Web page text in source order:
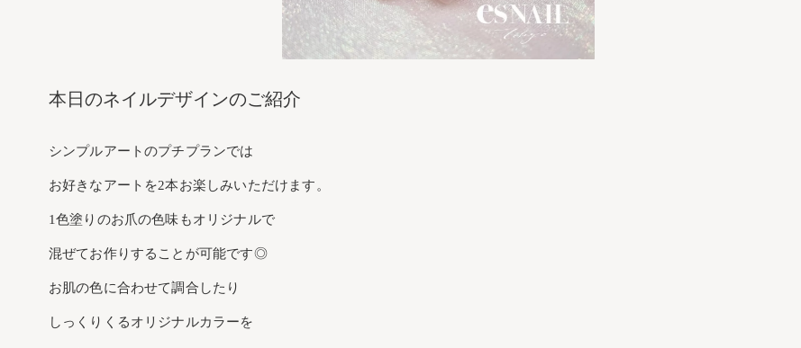
本日のネイルデザインのご紹介
シンプルアートのプチプランでは
お好きなアートを2本お楽しみいただけます。
1色塗りのお爪の色味もオリジナルで
混ぜてお作りすることが可能です◎
お肌の色に合わせて調合したり
しっくりくるオリジナルカラーを